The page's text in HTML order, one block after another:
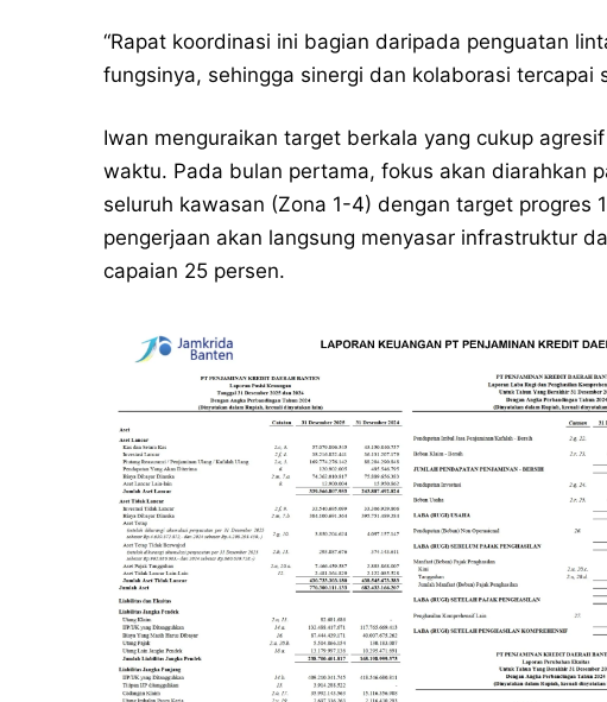
“Rapat koordinasi ini bagian daripada penguatan
fungsinya, sehingga sinergi dan kolaborasi tercapai
Iwan menguraikan target berkala yang cukup
waktu. Pada bulan pertama, fokus akan diarahkan
seluruh kawasan (Zona 1-4) dengan target progres
pengerjaan akan langsung menyasar infrastruktur
capaian 25 persen.